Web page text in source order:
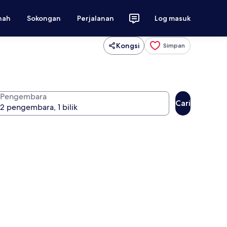
Sokongan Perjalanan Log masuk
Kongsi Simpan
Pengembara
Cari